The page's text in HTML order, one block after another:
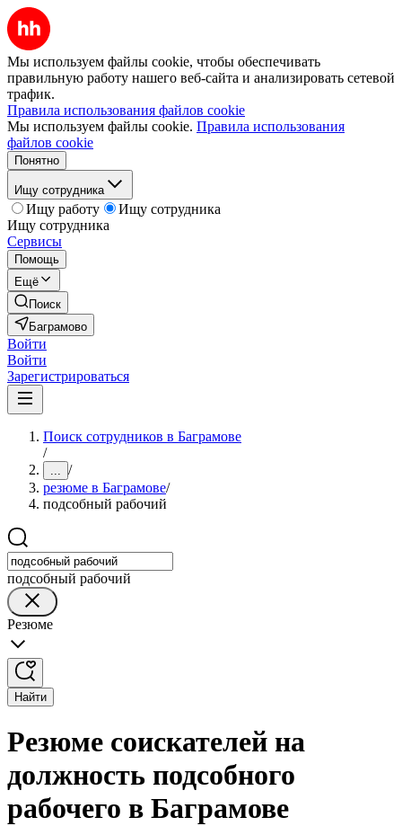
Мы используем файлы cookie, чтобы обеспечивать
правильную работу нашего веб-сайта и анализировать сетевой
трафик.
Правила использования файлов cookie
Мы используем файлы cookie. Правила использования
файлов cookie
Понятно
Ищу сотрудника
Ищу работу
Ищу сотрудника
Ищу сотрудника
Сервисы
Помощь
Ещё
Поиск
Баграмово
Войти
Войти
Зарегистрироваться
Поиск сотрудников в Баграмове
/
... /
резюме в Баграмове/
подсобный рабочий
подсобный рабочий
Резюме
Найти
Резюме соискателей на
должность подсобного
рабочего в Баграмове